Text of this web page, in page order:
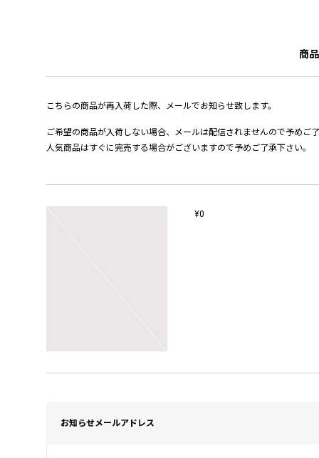
商
こちらの商品が再入荷した際、メールでお知らせ致します。
ご希望の商品が入荷しない場合、メールは配信されませんので予めご
人気商品はすぐに完売する場合がございますので予めご了承下さい。
¥0
お知らせメールアドレス